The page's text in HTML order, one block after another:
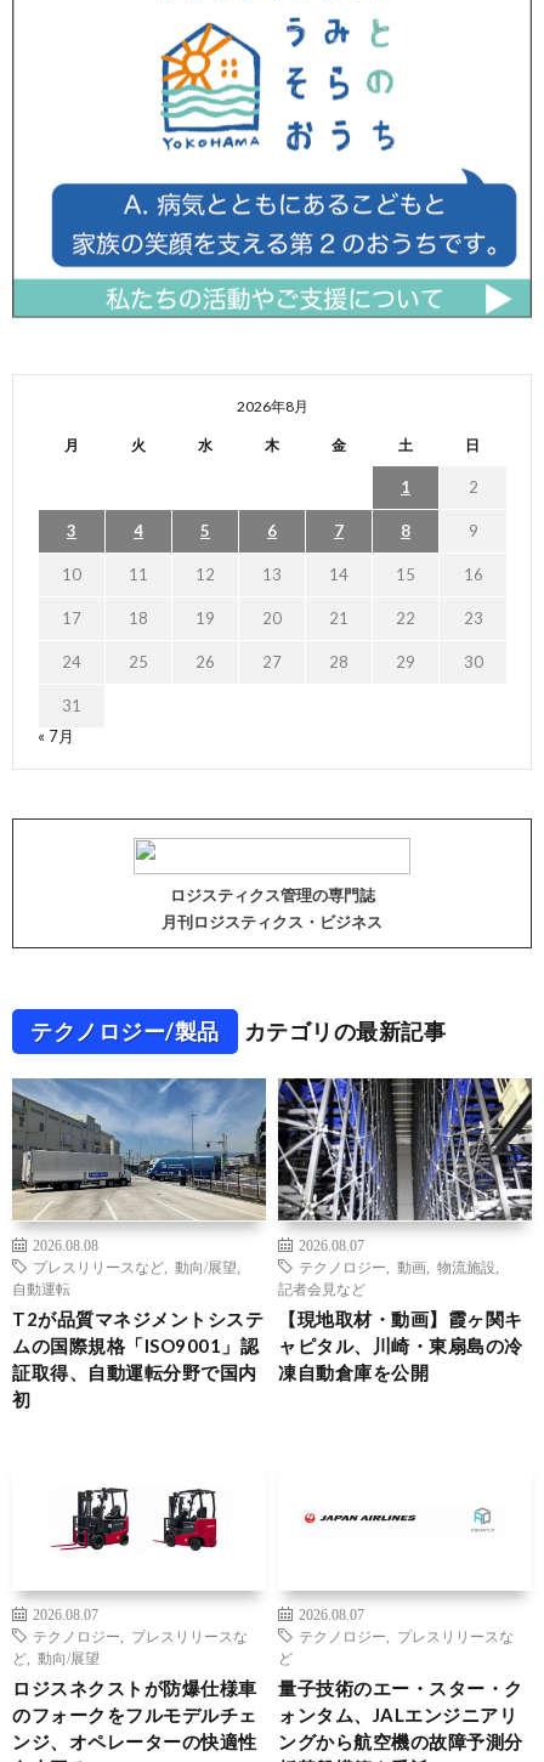
2026年8月
月 火 水 木 金 土 日
1 2
3 4 5 6 7 8 9
10 11 12 13 14 15 16
17 18 19 20 21 22 23
24 25 26 27 28 29 30
31
« 7月
ロジスティクス管理の専門誌
月刊ロジスティクス・ビジネス
テクノロジー/製品 カテゴリの最新記事
2026.08.08
プレスリリースなど
動向/展望
自動運転
T2が品質マネジメントシステ
ムの国際規格「ISO9001」認
証取得、自動運転分野で国内
初
2026.08.07
テクノロジー
動画 物流施設
記者会見など
【現地取材・動画】霞ヶ関キ
ャピタル、川崎・東扇島の冷
凍自動倉庫を公開
2026.08.07
テクノロジー
プレスリリースな
ど
動向/展望
ロジスネクストが防爆仕様車
のフォークをフルモデルチェ
ンジ、オペレーターの快適性
2026.08.07
テクノロジー
プレスリリースな
ど
量子技術のエー・スター・ク
ォンタム、JALエンジニアリ
ングから航空機の故障予測分